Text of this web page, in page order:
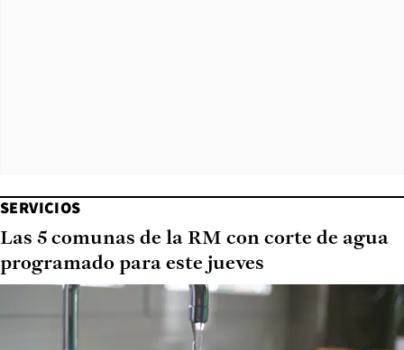
SERVICIOS
Las 5 comunas de la RM con corte de agua
programado para este jueves